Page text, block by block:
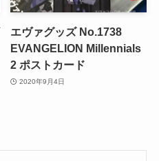
エヴァグッズ No.1738
EVANGELION Millennials
2 ポストカード
2020年9月4日